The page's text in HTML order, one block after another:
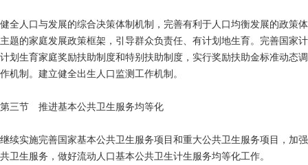
健全人口与发展的综合决策体制机制，完善有利于人口均衡发展的政策
主题的家庭发展政策框架，引导群众负责任、有计划地生育。完善国家
计划生育家庭奖励扶助制度和特别扶助制度，实行奖励扶助金标准动态
作机制。建立健全出生人口监测工作机制。
第三节 推进基本公共卫生服务均等化
继续实施完善国家基本公共卫生服务项目和重大公共卫生服务项目，加
共卫生服务，做好流动人口基本公共卫生计生服务均等化工作。